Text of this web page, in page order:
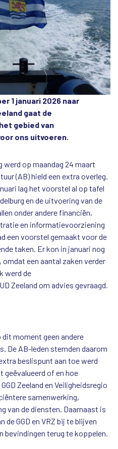
1 januari 2026 naar
gaat de
gebied van
ons uitvoeren.
op maandag 24 maart
(AB) hield een extra overleg.
lag het voorstel al op tafel
en de uitvoering van de
onder andere financiën,
en informatievoorziening
een voorstel gemaakt voor de
taken. Er kon in januari nog
een aantal zaken verder
werd de
Zeeland om advies gevraagd.
dit moment geen andere
De AB-leden stemden daarom
beslispunt aan toe werd
geëvalueerd of en hoe
Zeeland en Veiligheidsregio
samenwerking,
van de diensten. Daarnaast is
GGD en VRZ bij te blijven
bevindingen terug te koppelen.